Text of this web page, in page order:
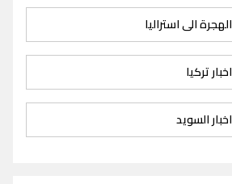
الهجرة الى استراليا
اخبار تركيا
اخبار السويد